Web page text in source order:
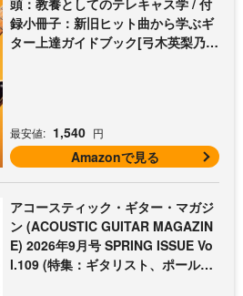
頭：教養としてのテレキャス学 / 付
録小冊子：新旧ヒット曲から学ぶギ
ター上達ガイドブック[弓木英梨乃の
最安値: 1,540 円
Amazonで見る
アコースティック・ギター・マガジ
ン (ACOUSTIC GUITAR MAGAZIN
E) 2026年9月号 SPRING ISSUE Vo
l.109 (特集：ギタリスト、ポール・